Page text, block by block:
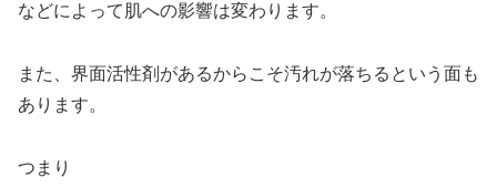
などによって肌への影響は変わります。
また、界面活性剤があるからこそ汚れが落ちるという面も
あります。
つまり